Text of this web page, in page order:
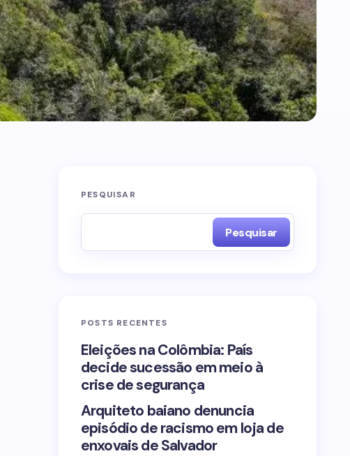
PESQUISAR
Pesquisar
POSTS RECENTES
Eleições na Colômbia: País
decide sucessão em meio à
crise de segurança
Arquiteto baiano denuncia
episódio de racismo em loja de
enxovais de Salvador